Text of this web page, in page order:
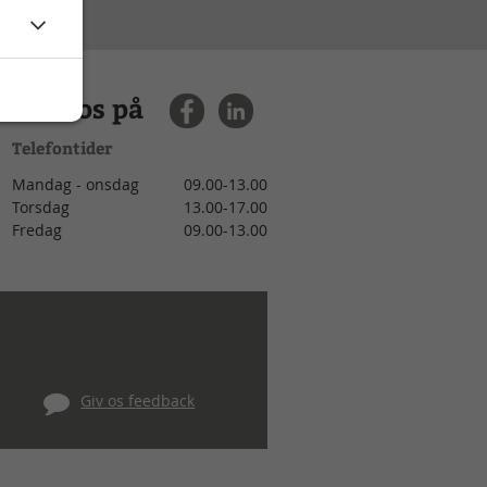
Find os på
Telefontider
Mandag - onsdag
09.00-13.00
Torsdag
13.00-17.00
Fredag
09.00-13.00
Giv os feedback